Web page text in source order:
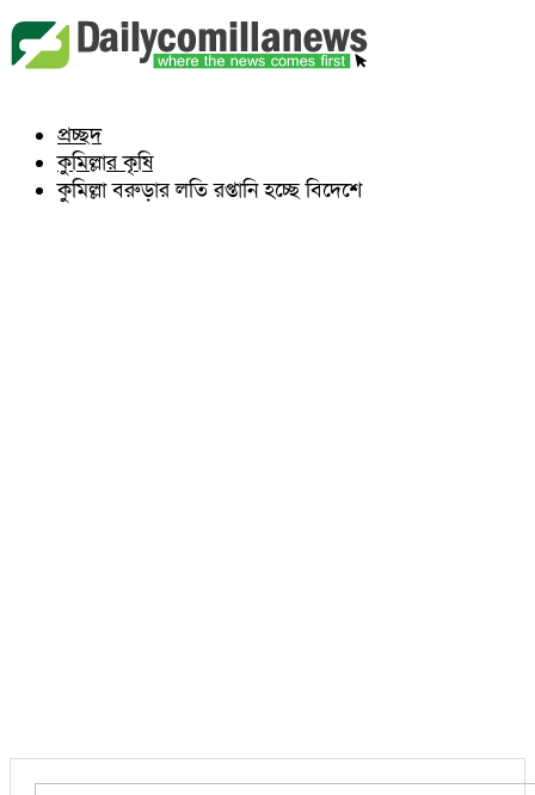
ব্রাহ্মণপাড়া
লাকসাম
লালমাই
কুমিল্লা ভোটের হাওয়া
কুমিল্লার ঐতিহ্য
প্রচ্ছদ
কুমিল্লার কৃষি
কুমিল্লা বরুড়ার লতি রপ্তানি হচ্ছে বিদেশে